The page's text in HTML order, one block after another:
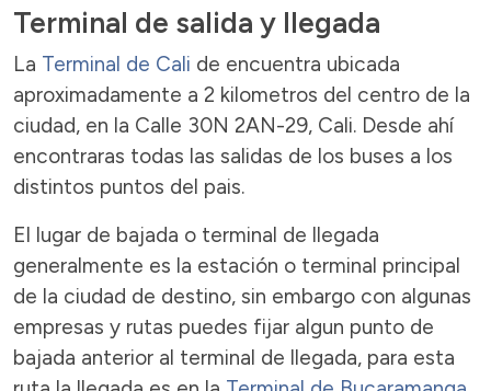
Terminal de salida y llegada
La Terminal de Cali de encuentra ubicada
aproximadamente a 2 kilometros del centro de la
ciudad, en la Calle 30N 2AN-29, Cali. Desde ahí
encontraras todas las salidas de los buses a los
distintos puntos del pais.
El lugar de bajada o terminal de llegada
generalmente es la estación o terminal principal
de la ciudad de destino, sin embargo con algunas
empresas y rutas puedes fijar algun punto de
bajada anterior al terminal de llegada, para esta